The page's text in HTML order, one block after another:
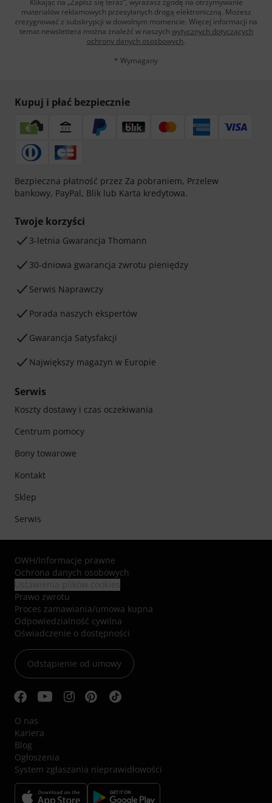
Klikając na „Zapisz się teraz”, wyrażasz zgodę na otrzymywanie
materialów reklamowych przesyłanych drogą elektroniczną. Możesz
zrezygnować z subskrypcji w dowolnym momencie. Więcej informacji na
temat newslettera można znaleźć w naszych wytycznych dotyczących
ochrony danych ososbowych.
* Wymagany
Kupuj i płać bezpiecznie
Bezpieczna płatność przez Za pobraniem, Przelew
bankowy, PayPal, Blik lub Karta kredytowa.
Twoje korzyści
3-letnia Gwarancja Thomann
30-dniowa gwarancja zwrotu pieniędzy
Serwis Naprawczy
Porada naszych ekspertów
Gwarancja Satysfakcji
Największy magazyn w Europie
Serwis
Koszty dostawy i czas oczekiwania
Centrum pomocy
Bony towarowe
Kontakt
Sklep
Serwis
OWH/Informacje prawne
Ochrona danych osobowych
Prawo zwrotu
Proces zamawiania/umowa kupna
Odpowiedzialność cywilna
Oświadczenie o dostępności
Odstąpienie od umowy
O nas
Kariera
Blog
Ogłoszenia
System zgłaszania nieprawidłowości